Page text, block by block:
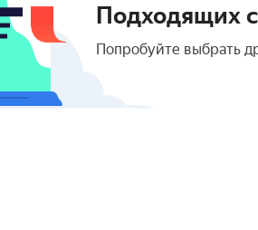
Подходящих
Попробуйте выбрать